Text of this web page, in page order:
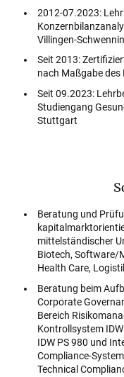
2012-07.2023:
Villingen-
Seit 2013:
nach Maßgabe
Seit 09.2023:
Studiengang
Stuttgart
Beratung und
mittelständischer
Biotech, Software/
Health Care,
Beratung beim
Corporate
Bereich
Kontrollsystem
IDW PS 980 und
Compliance-
Technical